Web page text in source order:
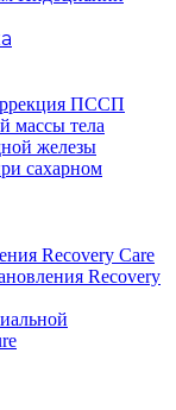
ПССП
массы тела
железы
сахарном
Recovery Care
Recovery